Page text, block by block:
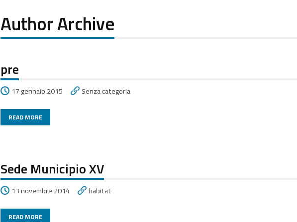
Author Archive
pre
17 gennaio 2015 Senza categoria
READ MORE
Sede Municipio XV
13 novembre 2014 habitat
READ MORE